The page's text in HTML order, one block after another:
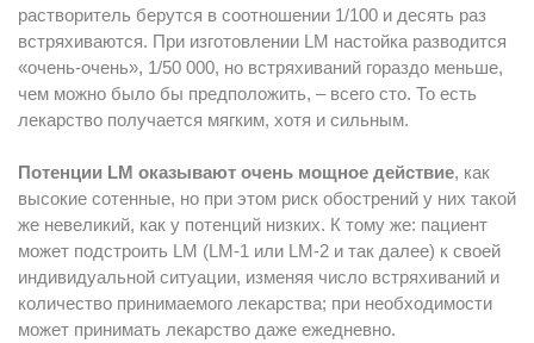
растворитель берутся в соотношении 1/100 и десять раз
встряхиваются. При изготовлении LM настойка разводится
«очень-очень», 1/50 000, но встряхиваний гораздо меньше,
чем можно было бы предположить, – всего сто. То есть
лекарство получается мягким, хотя и сильным.
Потенции LM оказывают очень мощное действие, как
высокие сотенные, но при этом риск обострений у них такой
же невеликий, как у потенций низких. К тому же: пациент
может подстроить LM (LM-1 или LM-2 и так далее) к своей
индивидуальной ситуации, изменяя число встряхиваний и
количество принимаемого лекарства; при необходимости
может принимать лекарство даже ежедневно.